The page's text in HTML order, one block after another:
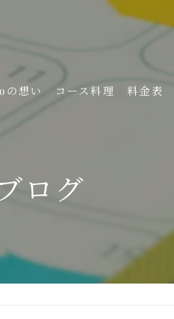
想い コース料理 料金表
ログ